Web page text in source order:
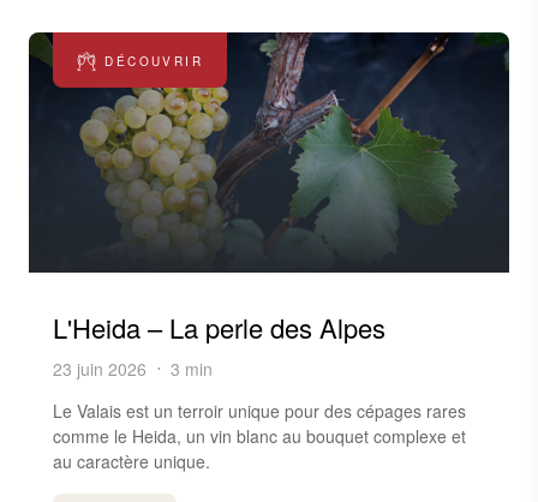
DÉCOUVRIR
L'Heida – La perle des Alpes
23 juin 2026
3 min
Le Valais est un terroir unique pour des cépages rares
comme le Heida, un vin blanc au bouquet complexe et
au caractère unique.